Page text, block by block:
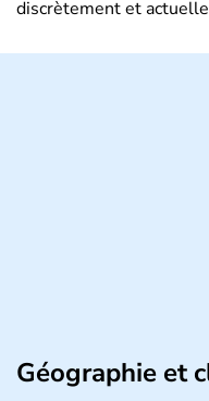
discrètement et
Géographie et